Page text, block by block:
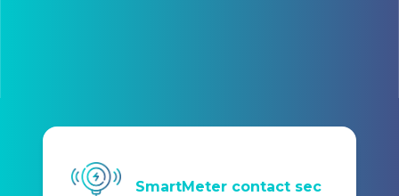
SmartMeter contact sec